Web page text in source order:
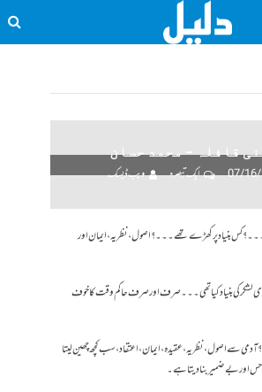
قافلہ – محمد حسان
07/
ایک تبصرہ ویب ڈیسک
؟کس بنیاد پر کھڑے تھے ۔۔۔؟ اصول ،نظریہ ، ایمان اور
کی بنیاد کیا تھی ۔۔۔ صرف اور صرف حاکم وقت کا خوف
سے اصول، نظریہ، عقیدہ، ایمان، اعتقاد، سب کچھ چھین لیتا
بے ضمیر بنا دیتا ہے ۔